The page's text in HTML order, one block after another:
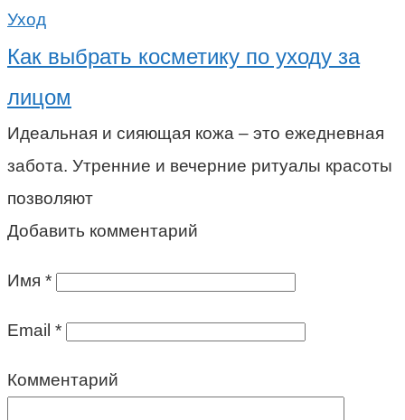
Уход
Как выбрать косметику по уходу за
лицом
Идеальная и сияющая кожа – это ежедневная
забота. Утренние и вечерние ритуалы красоты
позволяют
Добавить комментарий
Имя *
Email *
Комментарий